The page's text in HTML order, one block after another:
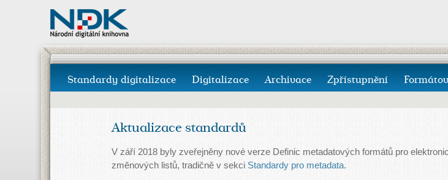
Standardy digitalizace Digitalizace Archivace Zpřístupnění
Aktualizace standardů
V září 2018 byly zveřejněny nové verze Definic metadatových formátů pro
změnových listů, tradičně v sekci Standardy pro metadata.